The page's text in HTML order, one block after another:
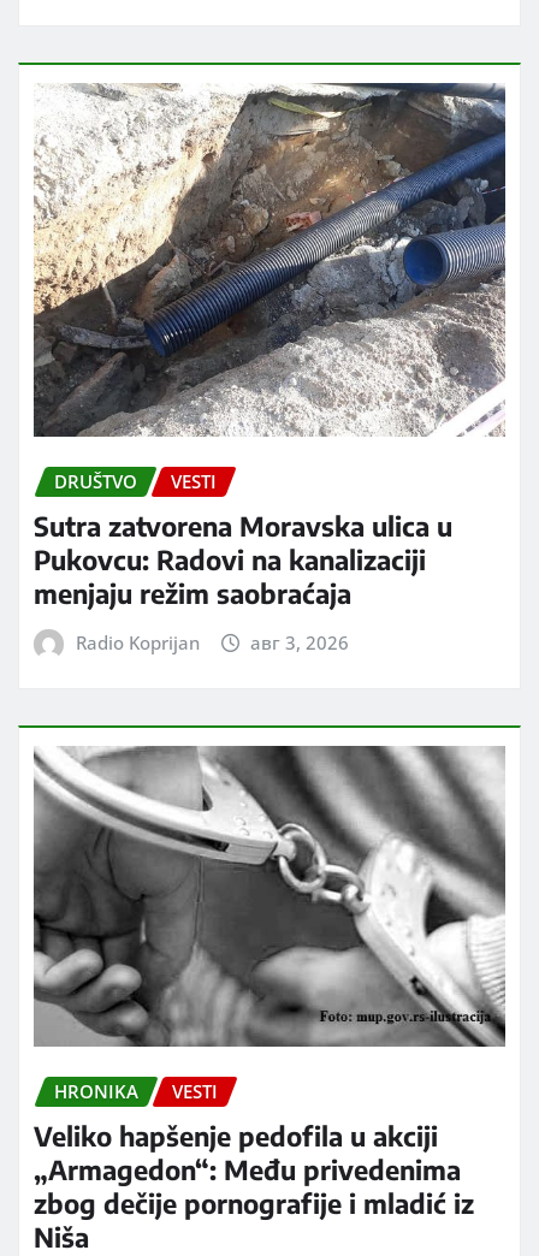
DRUŠTVO VESTI
Sutra zatvorena Moravska ulica u
Pukovcu: Radovi na kanalizaciji
menjaju režim saobraćaja
Radio Koprijan авг 3, 2026
HRONIKA VESTI
Veliko hapšenje pedofila u akciji
„Armagedon“: Među privedenima
zbog dečije pornografije i mladić iz
Niša